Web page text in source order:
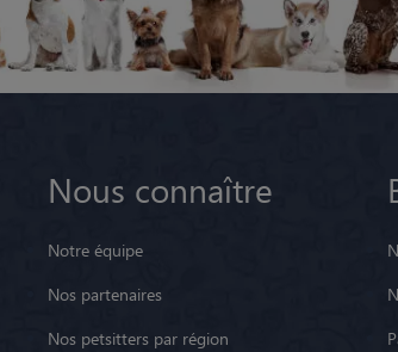
Nous connaître
Notre équipe
Nos partenaires
Nos petsitters par région